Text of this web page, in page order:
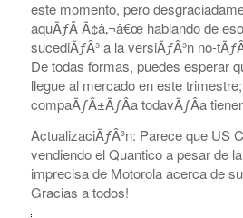
este momento, pero
aquÃƒÂ­ Ã¢â‚¬â€œ hablando de
sucediÃƒÂ³ a la versiÃƒÂ³n no-
De todas formas, puedes esperar
llegue al mercado en este
compaÃƒÂ±ÃƒÂ­a todavÃƒÂ­a
ActualizaciÃƒÂ³n: Parece que US
vendiendo el Quantico a pesar de
imprecisa de Motorola acerca de
Gracias a todos!